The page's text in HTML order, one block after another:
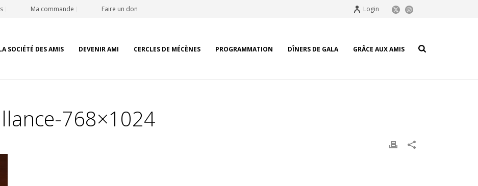
Ma commande Faire un don Login
SOCIÉTÉ DES AMIS DEVENIR AMI CERCLES DE MÉCÈNES PROGRAMMATION DÎNERS DE GALA GRÂCE AUX AMIS
768×1024